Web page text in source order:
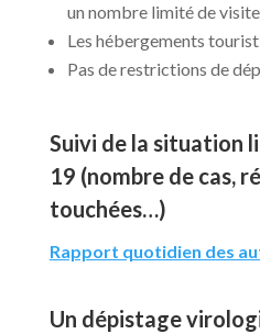
un nombre limité de
Les hébergements
Pas de restrictions de
Suivi de la situation
19 (nombre de cas,
touchées…)
Rapport quotidien des
Un dépistage